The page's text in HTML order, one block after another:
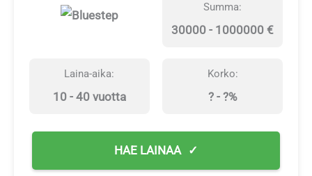
Summa:
30000 - 1000000 €
Laina-aika:
10 - 40 vuotta
Korko:
? - ?%
HAE LAINAA